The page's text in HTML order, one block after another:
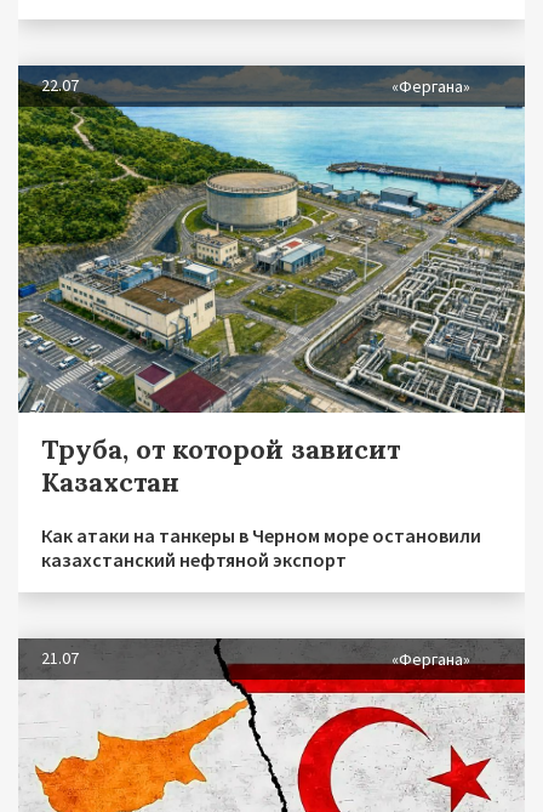
22.07 «Фергана»
Труба, от которой зависит
Казахстан
Как атаки на танкеры в Черном море остановили
казахстанский нефтяной экспорт
21.07 «Фергана»